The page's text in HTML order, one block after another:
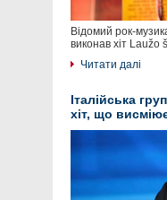
Відомий рок-
виконав хіт Laužo
Читати далі
Італійська
хіт, що